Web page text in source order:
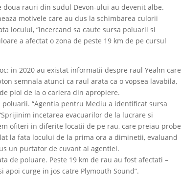
rauri din sudul Devon-ului au devenit albe.
motivele care au dus la schimbarea culorii
locului, “incercand sa caute sursa poluarii si
a afectat o zona de peste 19 km de pe cursul
in 2020 au existat informatii despre raul Yealm care
semnala atunci ca raul arata ca o vopsea lavabila,
ploi de la o cariera din apropiere.
“Agentia pentru Mediu a identificat sursa
incetarea evacuarilor de la lucrare si
ofiteri in diferite locatii de pe rau, care preiau probe
la fata locului de la prima ora a diminetii, evaluand
un purtator de cuvant al agentiei.
de poluare. Peste 19 km de rau au fost afectati –
curge in jos catre Plymouth Sound”.